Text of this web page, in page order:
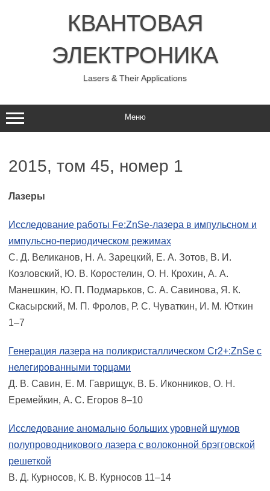
КВАНТОВАЯ
ЭЛЕКТРОНИКА
Lasers & Their Applications
Меню
2015, том 45, номер 1
Лазеры
Исследование работы Fe:ZnSe-лазера в импульсном и
импульсно-периодическом режимах
С. Д. Великанов, Н. А. Зарецкий, Е. А. Зотов, В. И.
Козловский, Ю. В. Коростелин, О. Н. Крохин, А. А.
Манешкин, Ю. П. Подмарьков, С. А. Савинова, Я. К.
Скасырский, М. П. Фролов, Р. С. Чуваткин, И. М. Юткин
1–7
Генерация лазера на поликристаллическом Cr2+:ZnSe с
нелегированными торцами
Д. В. Савин, Е. М. Гаврищук, В. Б. Иконников, О. Н.
Еремейкин, А. С. Егоров 8–10
Исследование аномально больших уровней шумов
полупроводникового лазера с волоконной брэгговской
решеткой
В. Д. Курносов, К. В. Курносов 11–14